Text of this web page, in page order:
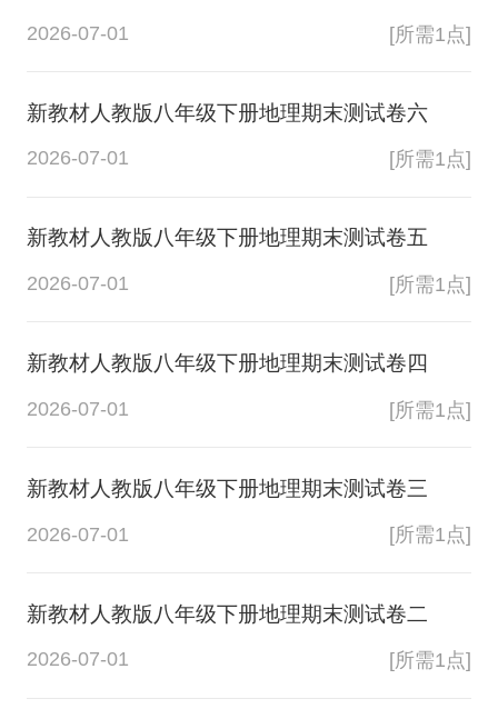
2026-07-01 [所需1点]
新教材人教版八年级下册地理期末测试卷六
2026-07-01 [所需1点]
新教材人教版八年级下册地理期末测试卷五
2026-07-01 [所需1点]
新教材人教版八年级下册地理期末测试卷四
2026-07-01 [所需1点]
新教材人教版八年级下册地理期末测试卷三
2026-07-01 [所需1点]
新教材人教版八年级下册地理期末测试卷二
2026-07-01 [所需1点]